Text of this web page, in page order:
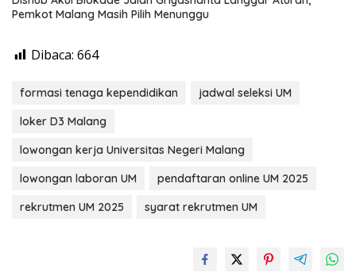
Pemkot Malang Masih Pilih Menunggu
Dibaca: 664
formasi tenaga kependidikan
jadwal seleksi UM
loker D3 Malang
lowongan kerja Universitas Negeri Malang
lowongan laboran UM
pendaftaran online UM 2025
rekrutmen UM 2025
syarat rekrutmen UM